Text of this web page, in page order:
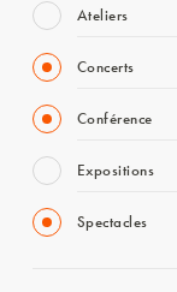
Ateliers
Concerts
Conférence
Expositions
Spectacles